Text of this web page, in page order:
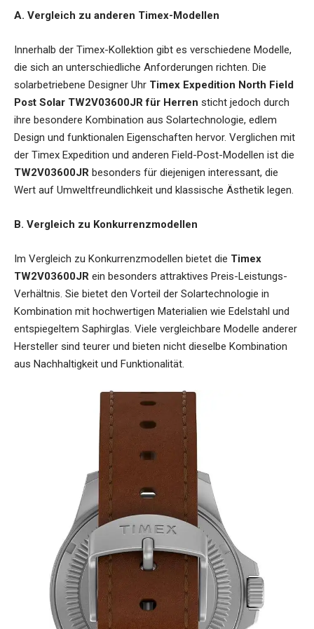
A. Vergleich zu anderen Timex-Modellen
Innerhalb der Timex-Kollektion gibt es verschiedene Modelle,
die sich an unterschiedliche Anforderungen richten. Die
solarbetriebene Designer Uhr Timex Expedition North Field
Post Solar TW2V03600JR für Herren sticht jedoch durch
ihre besondere Kombination aus Solartechnologie, edlem
Design und funktionalen Eigenschaften hervor. Verglichen mit
der Timex Expedition und anderen Field-Post-Modellen ist die
TW2V03600JR besonders für diejenigen interessant, die
Wert auf Umweltfreundlichkeit und klassische Ästhetik legen.
B. Vergleich zu Konkurrenzmodellen
Im Vergleich zu Konkurrenzmodellen bietet die Timex
TW2V03600JR ein besonders attraktives Preis-Leistungs-
Verhältnis. Sie bietet den Vorteil der Solartechnologie in
Kombination mit hochwertigen Materialien wie Edelstahl und
entspiegeltem Saphirglas. Viele vergleichbare Modelle anderer
Hersteller sind teurer und bieten nicht dieselbe Kombination
aus Nachhaltigkeit und Funktionalität.